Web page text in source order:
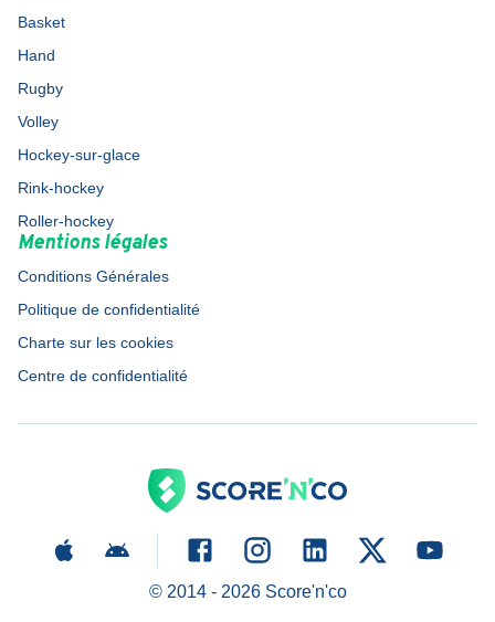
Basket
Hand
Rugby
Volley
Hockey-sur-glace
Rink-hockey
Roller-hockey
Mentions légales
Conditions Générales
Politique de confidentialité
Charte sur les cookies
Centre de confidentialité
© 2014 - 2026Score'n'co